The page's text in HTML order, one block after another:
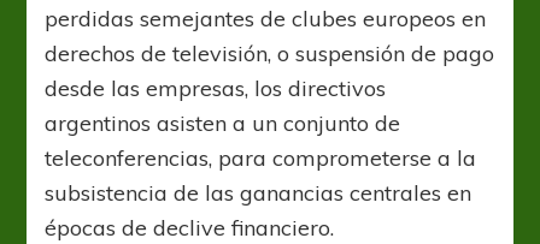
perdidas semejantes de clubes europeos en
derechos de televisión, o suspensión de pago
desde las empresas, los directivos
argentinos asisten a un conjunto de
teleconferencias, para comprometerse a la
subsistencia de las ganancias centrales en
épocas de declive financiero.